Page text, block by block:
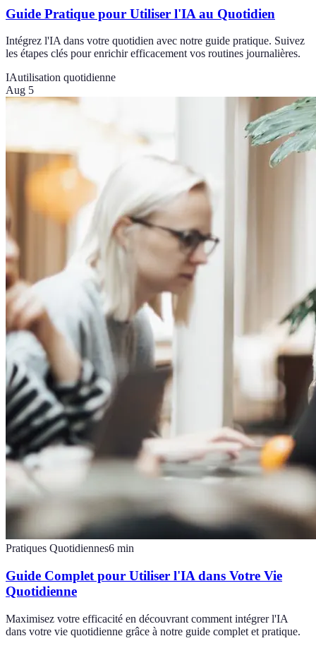
Guide Pratique pour Utiliser l'IA au Quotidien
Intégrez l'IA dans votre quotidien avec notre guide pratique. Suivez
les étapes clés pour enrichir efficacement vos routines journalières.
IAutilisation quotidienne
Aug 5
Pratiques Quotidiennes6 min
Guide Complet pour Utiliser l'IA dans Votre Vie
Quotidienne
Maximisez votre efficacité en découvrant comment intégrer l'IA
dans votre vie quotidienne grâce à notre guide complet et pratique.